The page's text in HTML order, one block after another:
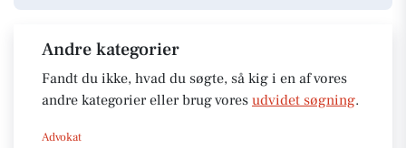
Andre kategorier
Fandt du ikke, hvad du søgte, så kig i en af vores
andre kategorier eller brug vores udvidet søgning.
Advokat